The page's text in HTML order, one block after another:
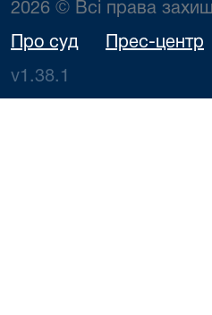
2026 © Всі права
Про суд Прес-центр
v1.38.1